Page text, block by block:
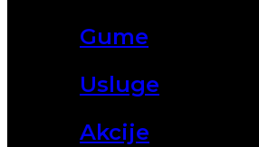
Gume
Usluge
Akcije